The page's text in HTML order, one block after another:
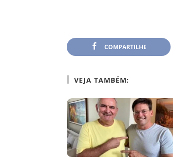
COMPARTILHE
VEJA TAMBÉM: